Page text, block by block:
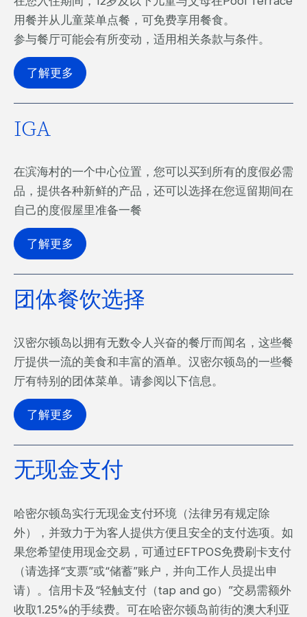
用餐并从儿童菜单点餐，可免费享用餐食。
参与餐厅可能会有所变动，适用相关条款与条件。
了解更多
IGA
在滨海村的一个中心位置，您可以买到所有的度假必需
品，提供各种新鲜的产品，还可以选择在您逗留期间在
自己的度假屋里准备一餐
了解更多
团体餐饮选择
汉密尔顿岛以拥有无数令人兴奋的餐厅而闻名，这些餐
厅提供一流的美食和丰富的酒单。汉密尔顿岛的一些餐
厅有特别的团体菜单。请参阅以下信息。
了解更多
无现金支付
哈密尔顿岛实行无现金支付环境（法律另有规定除
外），并致力于为客人提供方便且安全的支付选项。如
果您希望使用现金交易，可通过EFTPOS免费刷卡支付
（请选择“支票”或“储蓄”账户，并向工作人员提出申
请）。信用卡及“轻触支付（tap and go）”交易需额外
收取1.25%的手续费。可在哈密尔顿岛前街的澳大利亚